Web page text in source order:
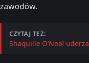
zawodów.
CZYTAJ TEŻ:
Shaquille O'Neal